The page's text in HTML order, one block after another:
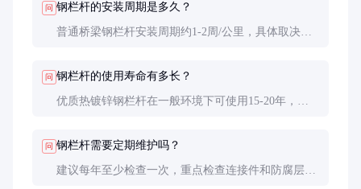
问 钢栏杆的安装周期是多久？
普通桥梁钢栏杆安装周期约1-2周/公里，具体取决于
问 钢栏杆的使用寿命有多长？
优质热镀锌钢栏杆在一般环境下可使用15-20年，不
问 钢栏杆需要定期维护吗？
建议每年至少检查一次，重点检查连接件和防腐层。